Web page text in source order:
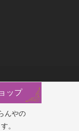
ップ
んやの
。